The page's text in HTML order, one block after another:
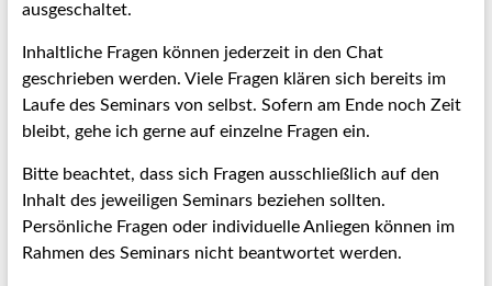
ausgeschaltet.
Inhaltliche Fragen können jederzeit in den Chat
geschrieben werden. Viele Fragen klären sich bereits im
Laufe des Seminars von selbst. Sofern am Ende noch Zeit
bleibt, gehe ich gerne auf einzelne Fragen ein.
Bitte beachtet, dass sich Fragen ausschließlich auf den
Inhalt des jeweiligen Seminars beziehen sollten.
Persönliche Fragen oder individuelle Anliegen können im
Rahmen des Seminars nicht beantwortet werden.